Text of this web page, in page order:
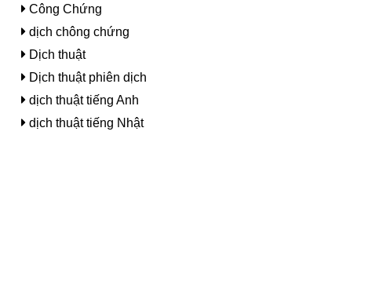
Công Chứng
dịch chông chứng
Dịch thuật
Dịch thuật phiên dịch
dịch thuật tiếng Anh
dịch thuật tiếng Nhật